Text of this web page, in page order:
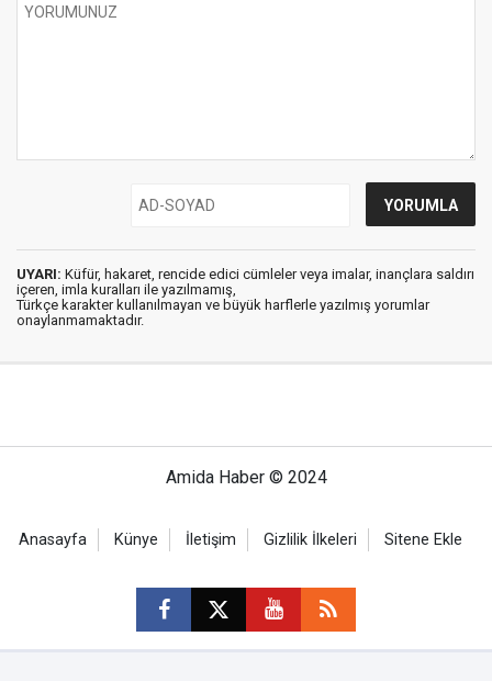
UYARI: Küfür, hakaret, rencide edici cümleler veya imalar, inançlara saldırı
içeren, imla kuralları ile yazılmamış,
Türkçe karakter kullanılmayan ve büyük harflerle yazılmış yorumlar
onaylanmamaktadır.
Amida Haber © 2024
Anasayfa Künye İletişim Gizlilik İlkeleri Sitene Ekle